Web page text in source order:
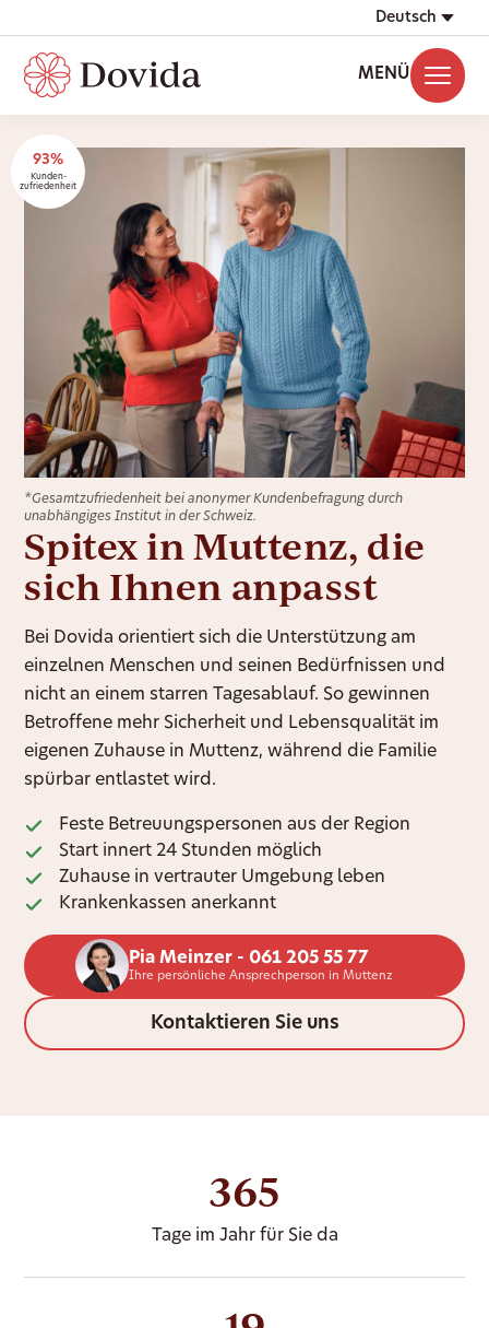
Deutsch
MENÜ
93%
Kunden-
zufriedenheit
*Gesamtzufriedenheit bei anonymer Kundenbefragung durch
unabhängiges Institut in der Schweiz.
Spitex in Muttenz, die
sich Ihnen anpasst
Bei Dovida orientiert sich die Unterstützung am
einzelnen Menschen und seinen Bedürfnissen und
nicht an einem starren Tagesablauf. So gewinnen
Betroffene mehr Sicherheit und Lebensqualität im
eigenen Zuhause in Muttenz, während die Familie
spürbar entlastet wird.
Feste Betreuungspersonen aus der Region
Start innert 24 Stunden möglich
Zuhause in vertrauter Umgebung leben
Krankenkassen anerkannt
Pia Meinzer - 061 205 55 77
Ihre persönliche Ansprechperson in Muttenz
Kontaktieren Sie uns
365
Tage im Jahr für Sie da